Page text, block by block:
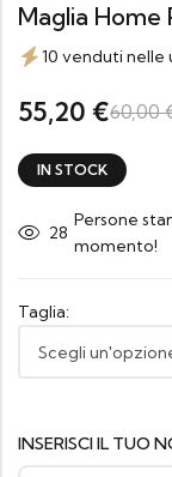
Maglia Home
10 venduti nelle
55,20 €60,00
IN STOCK
28
Persone
momento!
Taglia:
INSERISCI IL TUO